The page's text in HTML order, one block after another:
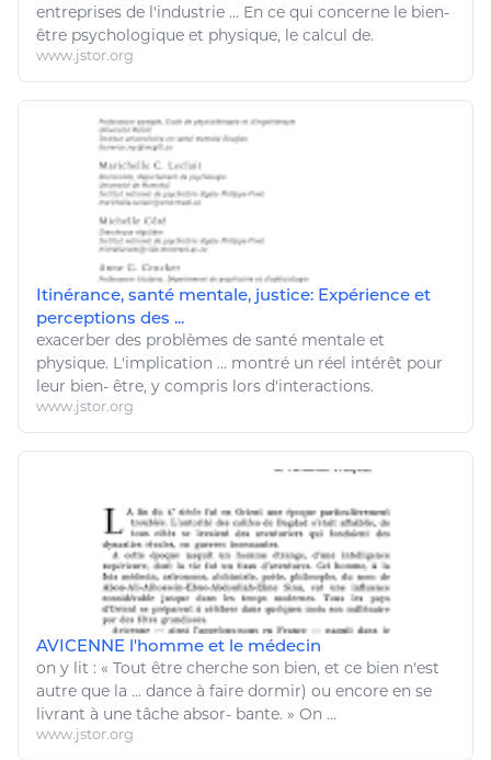
entreprises de l'industrie ... En ce qui concerne le bien-
être psychologique et physique, le calcul de.
www.jstor.org
Itinérance, santé mentale, justice: Expérience et
perceptions des ...
exacerber des problèmes de santé mentale et
physique. L'implication ... montré un réel intérêt pour
leur bien- être, y compris lors d'interactions.
www.jstor.org
AVICENNE l'homme et le médecin
on y lit : « Tout être cherche son bien, et ce bien n'est
autre que la ... dance à faire dormir) ou encore en se
livrant à une tâche absor- bante. » On ...
www.jstor.org